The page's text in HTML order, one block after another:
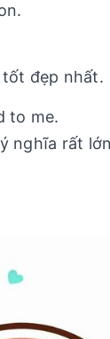
đẹp nhất.
to me.
nghĩa rất